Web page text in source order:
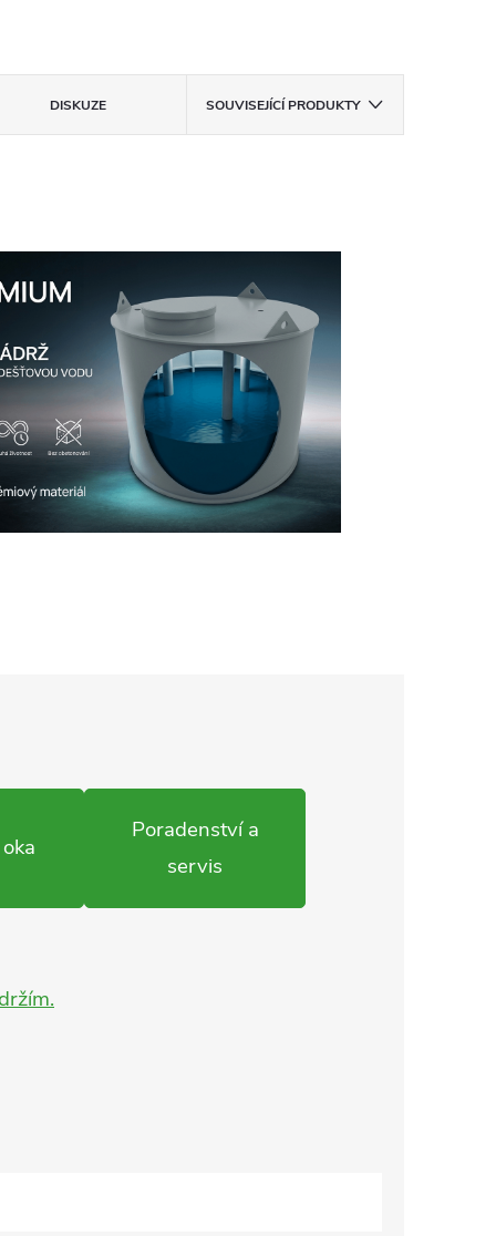
DISKUZE SOUVISEJÍCÍ PRODUKTY
Poradenství a
servis